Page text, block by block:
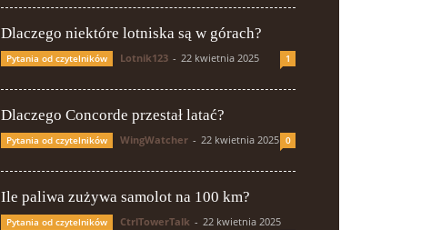
Dlaczego niektóre lotniska są w górach?
Pytania od czytelników Lotnik123 - 22 kwietnia 2025 1
Dlaczego Concorde przestał latać?
Pytania od czytelników WingWatcher - 22 kwietnia 2025 0
Ile paliwa zużywa samolot na 100 km?
Pytania od czytelników CtrlTowerTalk - 22 kwietnia 2025